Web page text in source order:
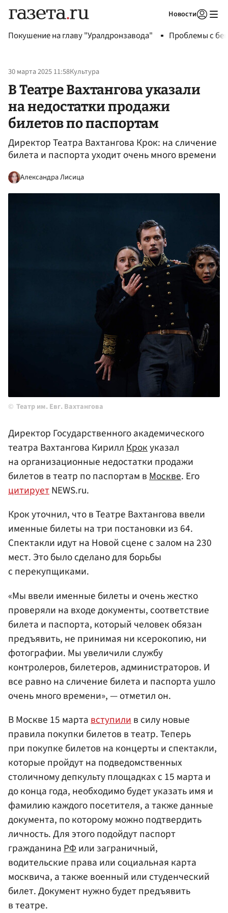
Новости
Покушение на главу "Уралдронзавода" Проблемы с
30 марта 2025 11:58Культура
В Театре Вахтангова указали
на недостатки продажи
билетов по паспортам
Директор Театра Вахтангова Крок: на сличение
билета и паспорта уходит очень много времени
Александра Лисица
Театр им. Евг. Вахтангова
Директор Государственного академического
театра Вахтангова КириллКрокуказал
на организационные недостатки продажи
билетов в театр по паспортам вМоскве. Его
цитируетNEWS.ru.
Крок уточнил, что в Театре Вахтангова ввели
именные билеты на три постановки из 64.
Спектакли идут на Новой сцене с залом на 230
мест. Это было сделано для борьбы
с перекупщиками.
«Мы ввели именные билеты и очень жестко
проверяли на входе документы, соответствие
билета и паспорта, который человек обязан
предъявить, не принимая ни ксерокопию, ни
фотографии. Мы увеличили службу
контролеров, билетеров, администраторов. И
все равно на сличение билета и паспорта ушло
очень много времени», — отметил он.
В Москве 15 мартавступилив силу новые
правила покупки билетов в театр. Теперь
при покупке билетов на концерты и спектакли,
которые пройдут на подведомственных
столичному депкульту площадках с 15 марта и
до конца года, необходимо будет указать имя и
фамилию каждого посетителя, а также данные
документа, по которому можно подтвердить
личность. Для этого подойдут паспорт
гражданинаРФили заграничный,
водительские права или социальная карта
москвича, а также военный или студенческий
билет. Документ нужно будет предъявить
в театре.